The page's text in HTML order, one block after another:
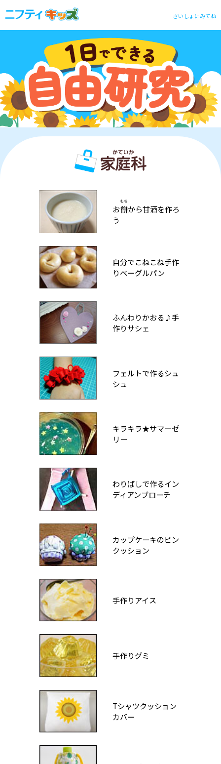
さいしょにみてね
お餅
もち
から甘酒を作ろ
う
自分でこねこね手作
りベーグルパン
ふんわりかおる♪手
作りサシェ
フェルトで作るシュ
シュ
キラキラ★サマーゼ
リー
わりばしで作るイン
ディアンブローチ
カップケーキのピン
クッション
手作りアイス
手作りグミ
Tシャツクッション
カバー